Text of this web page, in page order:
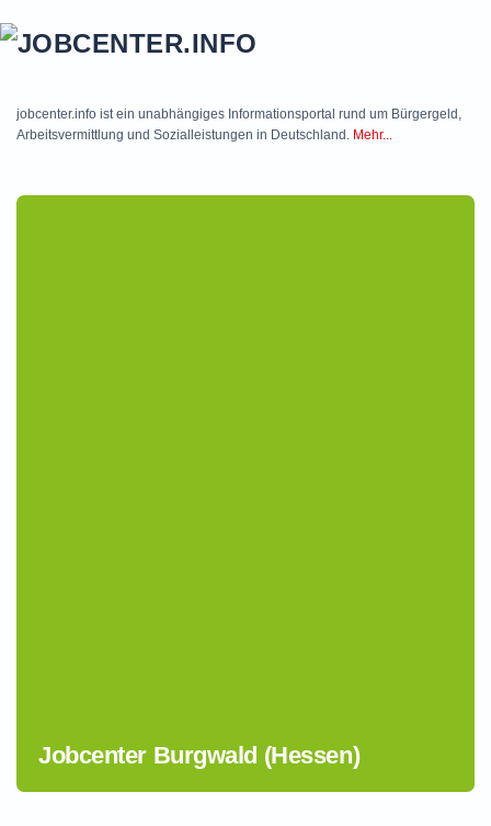
jobcenter.info ist ein unabhängiges Informationsportal rund um Bürgergeld,
Arbeitsvermittlung und Sozialleistungen in Deutschland. Mehr...
Jobcenter Burgwald (Hessen)